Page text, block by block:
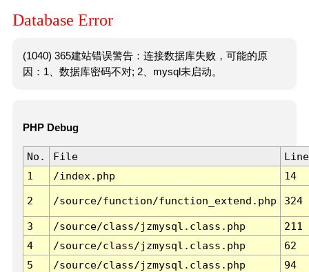
Database Error
(1040) 365建站错误警告：连接数据库失败，可能的原
因：1、数据库密码不对; 2、mysql未启动。
PHP Debug
No. File
Line
1
/index.php 14
2 /source/function/function_extend.php 324
3 /source/class/jzmysql.class.php
211
4
/source/class/jzmysql.class.php
62
5
/source/class/jzmysql.class.php
94